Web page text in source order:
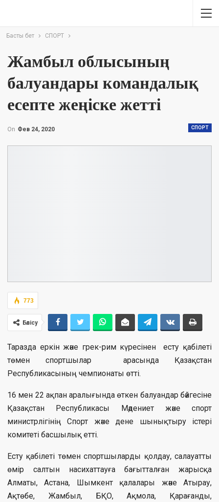
Басты бет СПОРТ
Жамбыл облысының
балуандары командалық
есепте жеңіске жетті
СПОРТ
On Фев 24, 2020
773
Бөлісу
Таразда еркін және грек-рим күресінен есту қабілеті
төмен спортшылар арасында Қазақстан
Республикасының чемпионаты өтті.
16 мен 22 ақпан аралығында өткен балуандар бәйгесіне
Қазақстан Республикасы Мәдениет және спорт
министрлігінің Спорт және дене шынықтыру істері
комитеті басшылық етті.
Есту қабілеті төмен спортшыларды қолдау, салауатты
өмір салтын насихаттауға бағытталған жарысқа
Алматы, Астана, Шымкент қалалары және Атырау,
Ақтөбе, Жамбыл, БҚО, Ақмола, Қарағанды,